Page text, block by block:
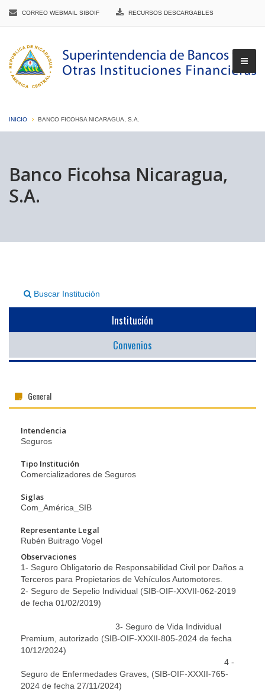
CORREO WEBMAIL SIBOIF RECURSOS DESCARGABLES
INICIO BANCO FICOHSA NICARAGUA, S.A.
Banco Ficohsa Nicaragua,
S.A.
Buscar Institución
Institución
Convenios
General
Intendencia
Seguros
Tipo Institución
Comercializadores de Seguros
Siglas
Com_América_SIB
Representante Legal
Rubén Buitrago Vogel
Observaciones
1- Seguro Obligatorio de Responsabilidad Civil por Daños a
Terceros para Propietarios de Vehículos Automotores.
2- Seguro de Sepelio Individual (SIB-OIF-XXVII-062-2019
de fecha 01/02/2019)
3- Seguro de Vida Individual
Premium, autorizado (SIB-OIF-XXXII-805-2024 de fecha
10/12/2024)
4 -
Seguro de Enfermedades Graves, (SIB-OIF-XXXII-765-
2024 de fecha 27/11/2024)